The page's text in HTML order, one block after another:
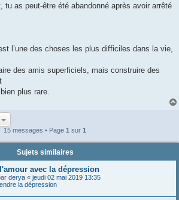
tu as peut-être été abandonné après avoir arrêté
l’une des choses les plus difficiles dans la vie,
des amis superficiels, mais construire des
plus rare.
15 messages • Page 1 sur 1
Sujets similaires
avec la dépression
derya « jeudi 02 mai 2019 13:35
la dépression